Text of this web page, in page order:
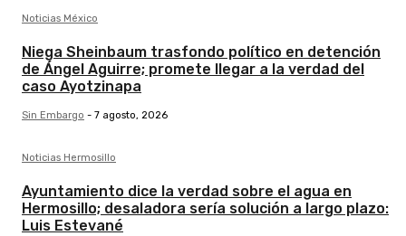
Noticias México
Niega Sheinbaum trasfondo político en detención
de Ángel Aguirre; promete llegar a la verdad del
caso Ayotzinapa
Sin Embargo - 7 agosto, 2026
Noticias Hermosillo
Ayuntamiento dice la verdad sobre el agua en
Hermosillo; desaladora sería solución a largo plazo:
Luis Estevané